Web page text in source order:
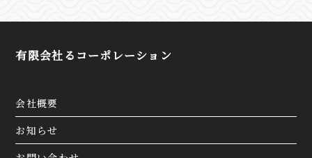
有限会社るコーポレーション
会社概要
お知らせ